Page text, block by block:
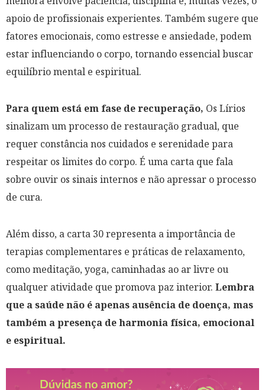
apoio de profissionais experientes. Também sugere que
fatores emocionais, como estresse e ansiedade, podem
estar influenciando o corpo, tornando essencial buscar
equilíbrio mental e espiritual.
Para quem está em fase de recuperação, Os Lírios
sinalizam um processo de restauração gradual, que
requer constância nos cuidados e serenidade para
respeitar os limites do corpo. É uma carta que fala
sobre ouvir os sinais internos e não apressar o processo
de cura.
Além disso, a carta 30 representa a importância de
terapias complementares e práticas de relaxamento,
como meditação, yoga, caminhadas ao ar livre ou
qualquer atividade que promova paz interior. Lembra
que a saúde não é apenas ausência de doença, mas
também a presença de harmonia física, emocional
e espiritual.